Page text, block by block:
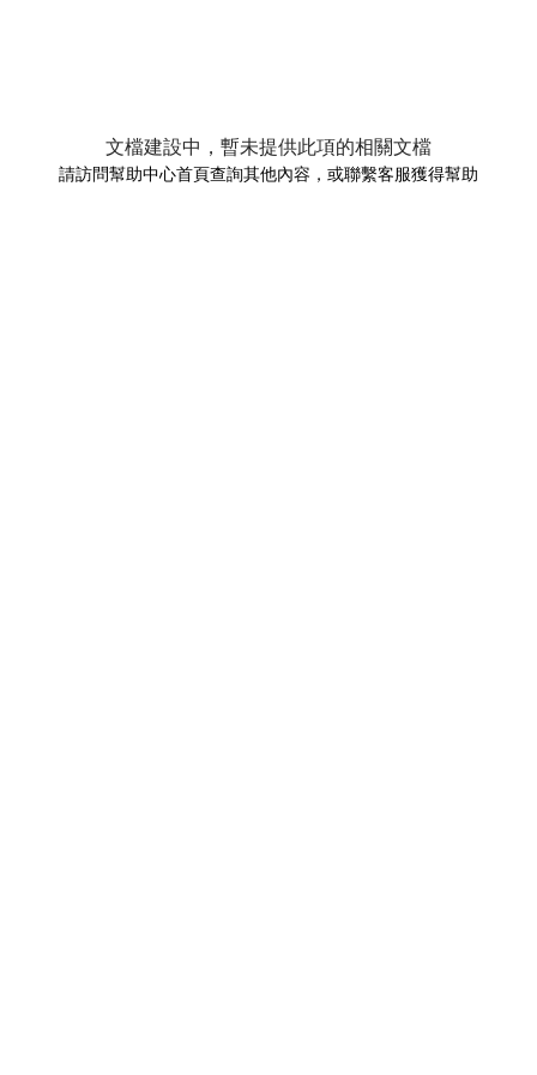
文檔建設中，暫未提供此項的相關文檔
請訪問幫助中心首頁查詢其他內容，或聯繫客服獲得幫助